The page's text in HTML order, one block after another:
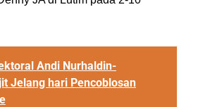
Andi Nurhaldin-
Jelang hari Pencoblosan